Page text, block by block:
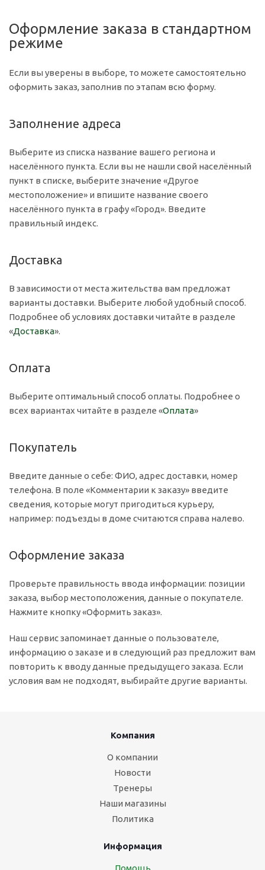
Оформление заказа в стандартном
режиме
Если вы уверены в выборе, то можете самостоятельно
оформить заказ, заполнив по этапам всю форму.
Заполнение адреса
Выберите из списка название вашего региона и
населённого пункта. Если вы не нашли свой населённый
пункт в списке, выберите значение «Другое
местоположение» и впишите название своего
населённого пункта в графу «Город». Введите
правильный индекс.
Доставка
В зависимости от места жительства вам предложат
варианты доставки. Выберите любой удобный способ.
Подробнее об условиях доставки читайте в разделе
«Доставка».
Оплата
Выберите оптимальный способ оплаты. Подробнее о
всех вариантах читайте в разделе «Оплата»
Покупатель
Введите данные о себе: ФИО, адрес доставки, номер
телефона. В поле «Комментарии к заказу» введите
сведения, которые могут пригодиться курьеру,
например: подъезды в доме считаются справа налево.
Оформление заказа
Проверьте правильность ввода информации: позиции
заказа, выбор местоположения, данные о покупателе.
Нажмите кнопку «Оформить заказ».
Наш сервис запоминает данные о пользователе,
информацию о заказе и в следующий раз предложит вам
повторить к вводу данные предыдущего заказа. Если
условия вам не подходят, выбирайте другие варианты.
Компания
О компании
Новости
Тренеры
Наши магазины
Политика
Информация
Помощь